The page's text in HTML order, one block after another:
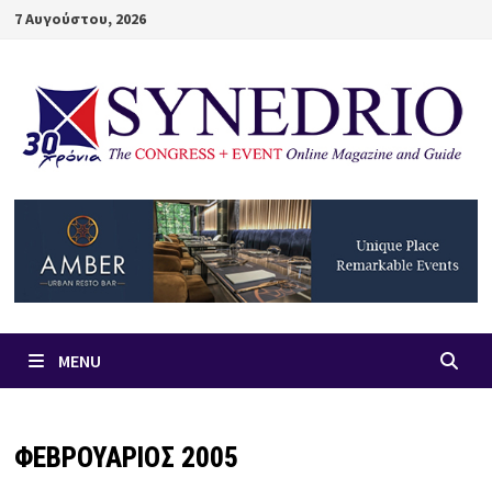
Skip7 Αυγούστου, 2026
MENU
ΦΕΒΡΟΥΑΡΙΟΣ 2005